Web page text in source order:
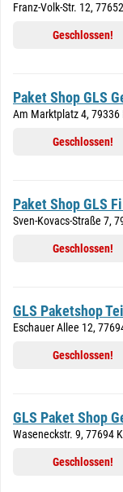
Franz-Volk-Str. 12,
Geschlossen!
Paket Shop GLS
Am Marktplatz 4, 79336
Geschlossen!
Paket Shop GLS
Sven-Kovacs-Straße 7,
Geschlossen!
GLS Paketshop
Eschauer Allee 12,
Geschlossen!
GLS Paket Shop
Waseneckstr. 9, 77694
Geschlossen!